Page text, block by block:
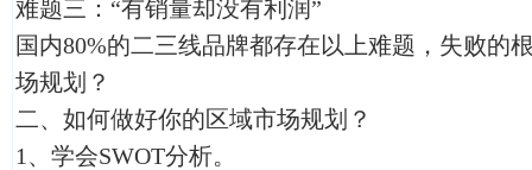
难题三：“有销量却没有利润”
国内80%的二三线品牌都存在以上难题，失败的
场规划？
二、如何做好你的区域市场规划？
1、学会SWOT分析。